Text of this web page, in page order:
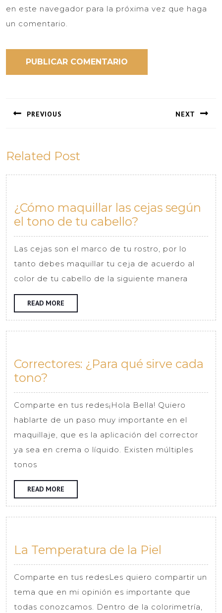
en este navegador para la próxima vez que haga
un comentario.
entradas
PREVIOUS NEXT
Related Post
¿Cómo maquillar las cejas según
el tono de tu cabello?
maquillar
las
cejas
según
de
tu
Las cejas son el marco de tu rostro, por lo
tanto debes maquillar tu ceja de acuerdo al
color de tu cabello de la siguiente manera
READ MORE
MORE
Correctores: ¿Para qué sirve cada
tono?
¿Para
qué
sirve
cada
tono?
Comparte en tus redes¡Hola Bella! Quiero
hablarte de un paso muy importante en el
maquillaje, que es la aplicación del corrector
ya sea en crema o líquido. Existen múltiples
tonos
READ MORE
MORE
La Temperatura de la Piel
de
la
Piel
Comparte en tus redesLes quiero compartir un
tema que en mi opinión es importante que
todas conozcamos. Dentro de la colorimetría,